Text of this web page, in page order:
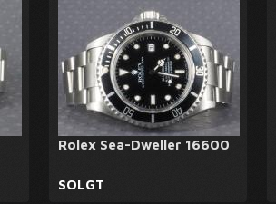
Rolex Sea-Dweller 16600
SOLGT